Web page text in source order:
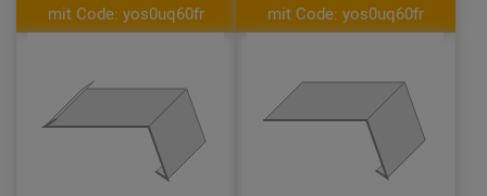
mit Code: yos0uq60fr mit Code: yos0uq60fr